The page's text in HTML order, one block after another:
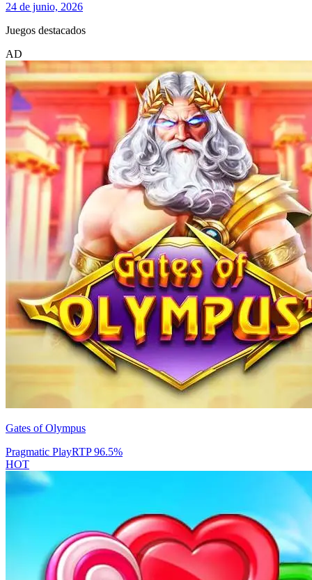
24 de junio, 2026
Juegos destacados
AD
Gates of Olympus
Pragmatic PlayRTP96.5%
HOT